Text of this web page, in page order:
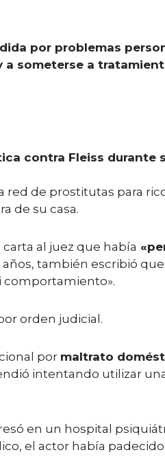
por problemas
someterse a
contra Fleiss durante
red de prostitutas para
de su casa.
al juez que había
también escribió
comportamiento».
orden judicial.
por maltrato
intentando utilizar
en un hospital
el actor había